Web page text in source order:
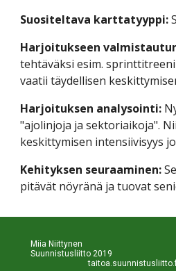
Suositeltava karttatyyppi:
Harjoitukseen
tehtäväksi esim.
vaatii täydellisen
Harjoituksen analysointi:
"ajolinjoja ja sektoriaikoja".
keskittymisen intensiivisyys
Kehityksen seuraaminen:
pitävät nöyränä ja tuovat
Miia Niittynen
Suunnistusliitto 2019